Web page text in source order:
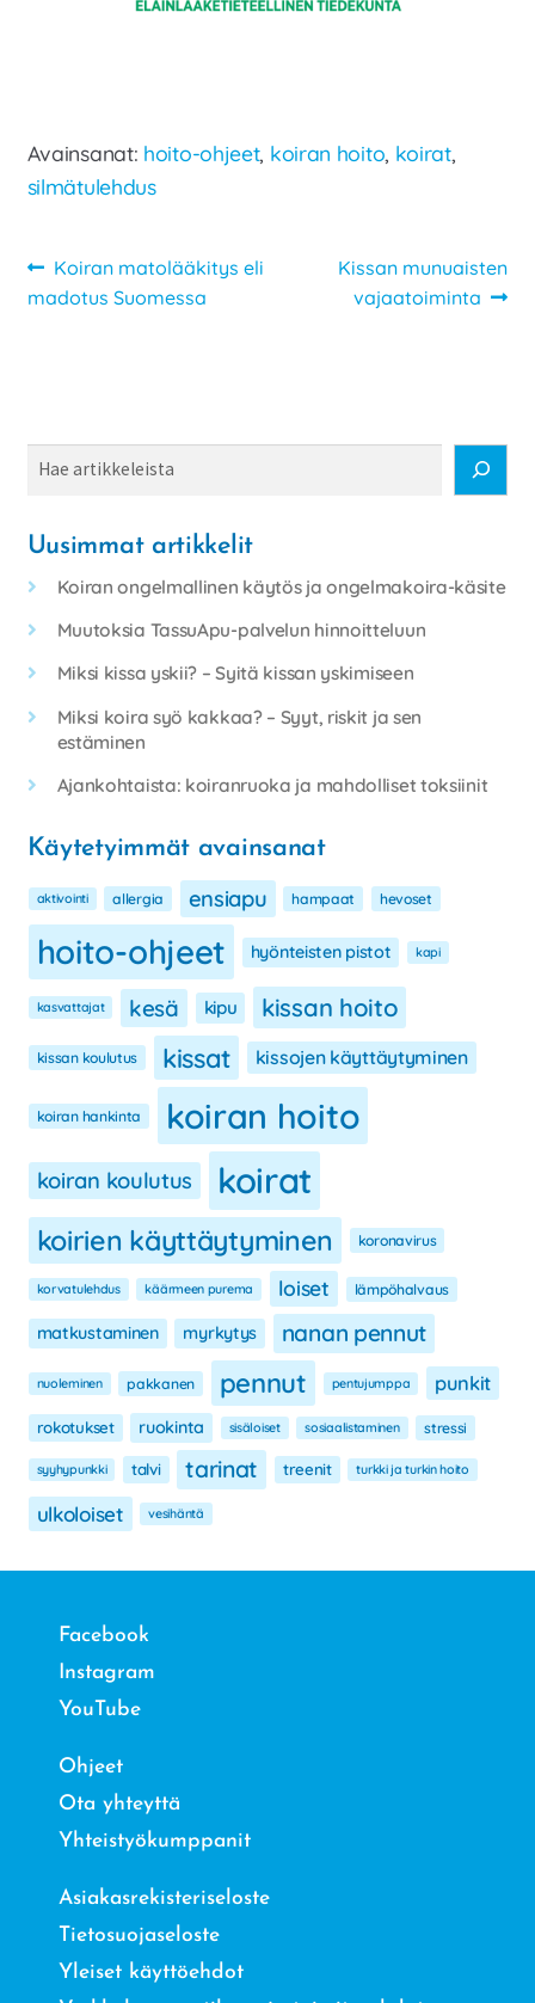
Avainsanat: hoito-ohjeet, koiran hoito, koirat,
silmätulehdus
Artikkelien
selaus
Edellinen
artikkeli
Koiran matolääkitys eli
madotus Suomessa
Seuraava
artikkeli:
Kissan munuaisten
vajaatoiminta
Haku
Uusimmat artikkelit
Koiran ongelmallinen käytös ja ongelmakoira-käsite
Muutoksia TassuApu-palvelun hinnoitteluun
Miksi kissa yskii? – Syitä kissan yskimiseen
Miksi koira syö kakkaa? – Syyt, riskit ja sen
estäminen
Ajankohtaista: koiranruoka ja mahdolliset toksiinit
Käytetyimmät avainsanat
aktivointi allergia ensiapu hampaat hevoset
hoito-ohjeet hyönteisten pistot kapi
kasvattajat kesä kipu kissan hoito
kissan koulutus kissat kissojen käyttäytyminen
koiran hankinta koiran hoito
koiran koulutus koirat
koirien käyttäytyminen koronavirus
korvatulehdus käärmeen purema loiset lämpöhalvaus
matkustaminen myrkytys nanan pennut
nuoleminen pakkanen pennut pentujumppa punkit
rokotukset ruokinta sisäloiset sosiaalistaminen stressi
syyhypunkki talvi tarinat treenit turkki ja turkin hoito
ulkoloiset vesihäntä
Facebook
Instagram
YouTube
Ohjeet
Ota yhteyttä
Yhteistyökumppanit
Asiakasrekisteriseloste
Tietosuojaseloste
Yleiset käyttöehdot